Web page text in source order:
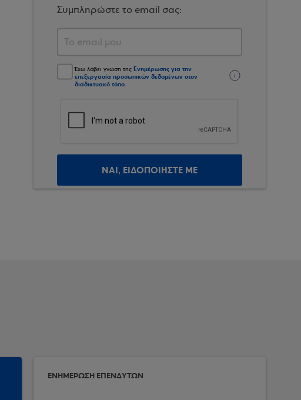
Συμπληρώστε το email σας:
Έχω λάβει γνώση της Ενημέρωσης για την
επεξεργασία προσωπικών δεδομένων στον
διαδικτυακό τόπο.
ΝΑΙ, ΕΙΔΟΠΟΙΗΣΤΕ ΜΕ
ΕΝΗΜΕΡΩΣΗ ΕΠΕΝΔΥΤΩΝ